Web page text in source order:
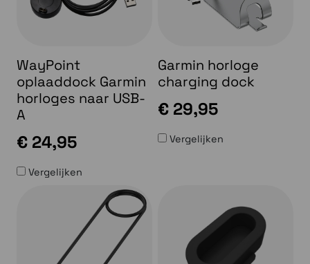
WayPoint
oplaaddock Garmin
horloges naar USB-
A
€ 24,95
Vergelijken
Garmin horloge
charging dock
€ 29,95
Vergelijken